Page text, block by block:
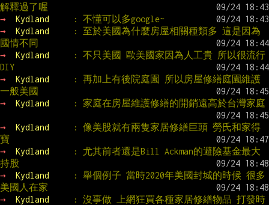
解釋過了喔
→
Kydland
: 不懂可以多google~
→
Kydland
: 至於美國為什麼房屋相關種類多 這是因為
國情不同
→
Kydland
: 不只美國 歐美國家因為人工貴 所以很流行
DIY
→
Kydland
: 再加上有後院庭園 所以房屋修繕庭園維護
一般美國
→
Kydland : 家庭在房屋維護修繕的開銷遠高於台灣家庭
→ Kydland
: 像美股就有兩隻家居修繕巨頭 勞氏和家得
寶
→
Kydland
: 尤其前者還是Bill Ackman的避險基金最大
持股
→
Kydland
: 舉個例子 當時2020年美國封城的時候 很多
美國人在家
→
Kydland
: 沒事做 上網狂買各種家居修繕物品 打發時